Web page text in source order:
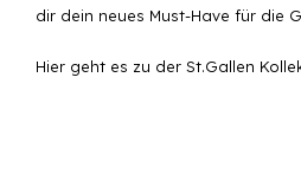
dir dein neues Must-Have für die
Hier geht es zu der St.Gallen